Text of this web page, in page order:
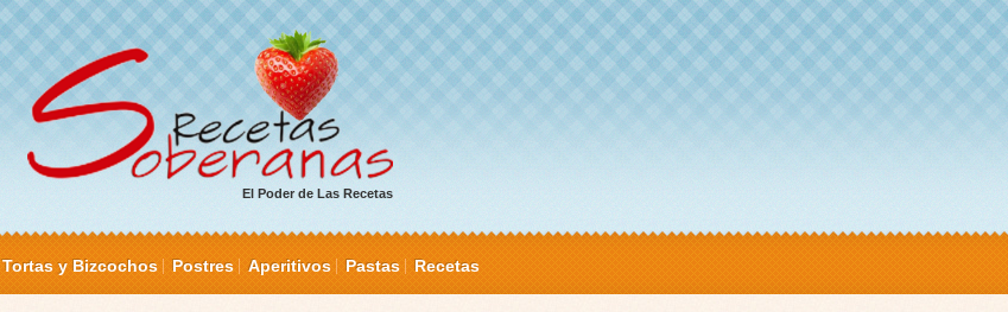
El Poder de Las Recetas
Tortas y Bizcochos Postres Aperitivos Pastas Recetas